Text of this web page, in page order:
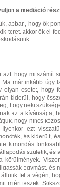
a mediáció
abban, hogy ők
teret, akkor ők el
azt, hogy mi számít
már inkább úgy
olyan esetet, hogy
kiderül, hogy
hogy neki
az a kívánsága,
hogy nincs
Ilyenkor ezt
és kiderült,
kimondás
születik, és
körülmények.
egymást, és
fel a végén,
miért teszek.